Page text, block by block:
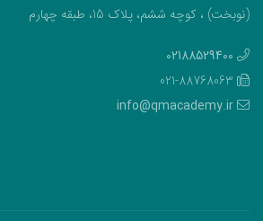
(نوبخت) ، کوچه ششم، پلاک 15، طبقه چهارم